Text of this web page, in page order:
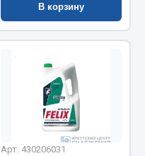
В корзину
Арт. 430206031